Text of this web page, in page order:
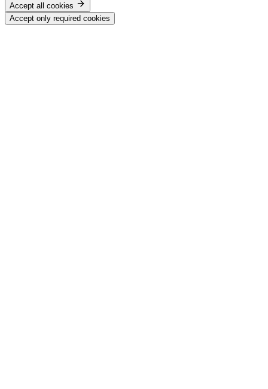
Accept all cookies
Accept only required cookies